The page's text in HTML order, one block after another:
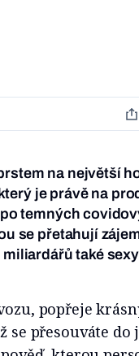
na největší
je právě na
temných
se přetahují
také
popřeje
se přesouváte do